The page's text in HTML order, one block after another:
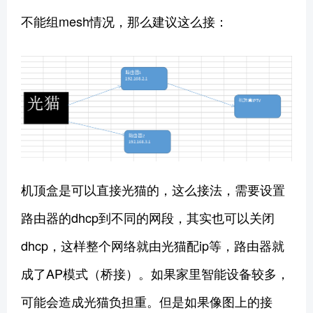
不能组mesh情况，那么建议这么接：
机顶盒是可以直接光猫的，这么接法，需要设置
路由器的dhcp到不同的网段，其实也可以关闭
dhcp，这样整个网络就由光猫配ip等，路由器就
成了AP模式（桥接）。如果家里智能设备较多，
可能会造成光猫负担重。但是如果像图上的接